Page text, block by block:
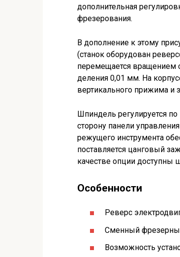
дополнительная
фрезерования.
В дополнение к этому
(станок оборудован
перемещается вращением
деления 0,01 мм. На
вертикального прижима и
Шпиндель регулируется
сторону панели
режущего инструмента
поставляется цанговый
качестве опции
Особенности
Реверс
Сменный
Возможность